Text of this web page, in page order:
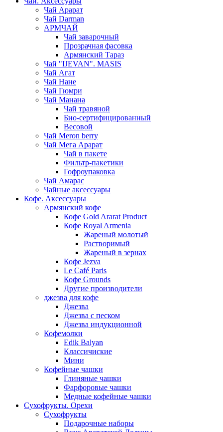
Чай Арарат
Чай Darman
АРМЧАЙ
Чай заварочный
Прозрачная фасовка
Армянский Тараз
Чай "IJEVAN". MASIS
Чай Агат
Чай Нане
Чай Гюмри
Чай Манана
Чай травяной
Био-сертифицированный
Весовой
Чай Meron berry
Чай Мега Арарат
Чай в пакете
Фильтр-пакетики
Гофроупаковка
Чай Амарас
Чайные аксессуары
Кофе. Аксессуары
Армянский кофе
Кофе Gold Ararat Product
Кофе Royal Armenia
Жареный молотый
Растворимый
Жареный в зернах
Кофе Jezva
Le Café Paris
Кофе Grounds
Другие производители
джезва для кофе
Джезва
Джезва с песком
Джезва индукционной
Кофемолки
Edik Balyan
Классичиские
Мини
Кофейные чашки
Глиняные чашки
Фарфоровые чашки
Медные кофейные чашки
Сухофрукты. Орехи
Сухофрукты
Подарочные наборы